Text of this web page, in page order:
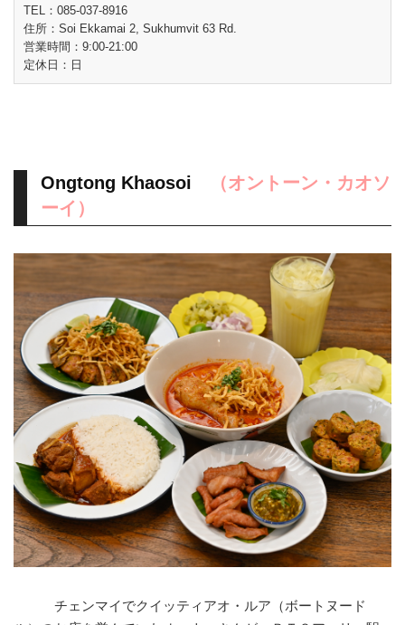
TEL：085-037-8916
住所：Soi Ekkamai 2, Sukhumvit 63 Rd.
営業時間：9:00-21:00
定休日：日
Ongtong Khaosoi （オントーン・カオソ
ーイ）
チェンマイでクイッティアオ・ルア（ボートヌード